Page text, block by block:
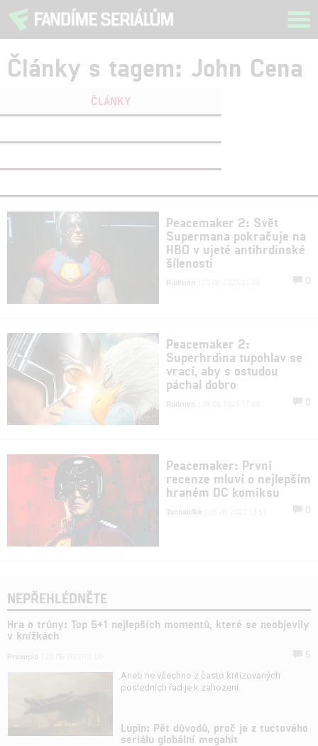
Články s tagem: John Cena
ČLÁNKY
Peacemaker 2: Svět
Supermana pokračuje na
HBO v ujeté antihrdinské
šílenosti
Rudmen 0
Peacemaker 2:
Superhrdina tupohlav se
vrací, aby s ostudou
páchal dobro
Rudmen 0
Peacemaker: První
recenze mluví o nejlepším
hraném DC komiksu
TucnakNik 0
NEPŘEHLÉDNĚTE
Hra o trůny: Top 5+1 nejlepších momentů, které se neobjevily
v knížkách
Aneb ne všechno z často kritizovaných
posledních řad je k zahození.
Lupin: Pět důvodů, proč je z tuctového
seriálu globální megahit